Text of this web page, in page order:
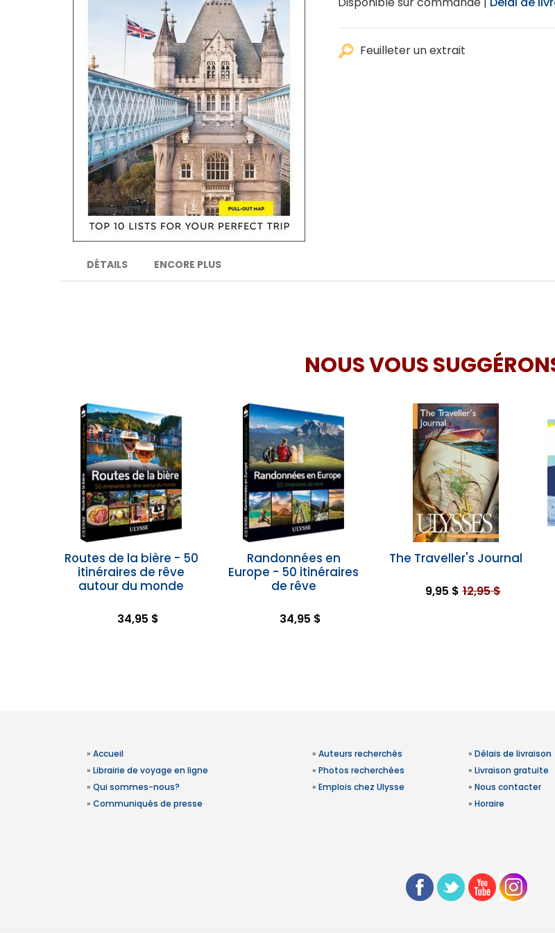
Feuilleter un extrait
DÉTAILS ENCORE PLUS
NOUS VOUS
Routes de la bière - 50
itinéraires de rêve
autour du monde
34,95 $
Randonnées en
Europe - 50 itinéraires
de rêve
34,95 $
The Traveller's Journal
9,95 $ 12,95 $
» Accueil
» Librairie de voyage en ligne
» Qui sommes-nous?
» Communiqués de presse
» Auteurs recherchés
» Photos recherchées
» Emplois chez Ulysse
» Délais de livraison
» Livraison gratuite
» Nous contacter
» Horaire